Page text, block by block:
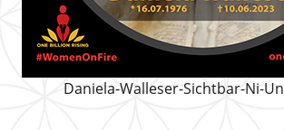
Daniela-Walleser-Sichtbar-Ni-